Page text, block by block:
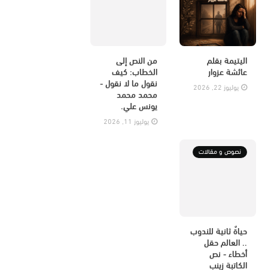
اليتيمة بقلم
عائشة عزوار
يوليوز 22, 2026
من النص إلى
الخطاب: كيف
نقول ما لا نقول -
محمد محمد
يونس علي.
يوليوز 11, 2026
نصوص و مقالات
حياةٌ ثانية للندوب
.. العالم حقل
أخطاء - نص
الكاتبة زينب